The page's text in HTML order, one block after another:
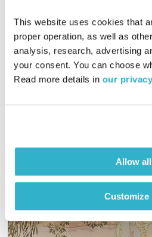
This website uses cookies that
proper operation, as well as
analysis, research, advertising
your consent. You can choose
Read more details in our
Allow all
Customize
איתה, בעריכת ובהגשת אמיר פרי